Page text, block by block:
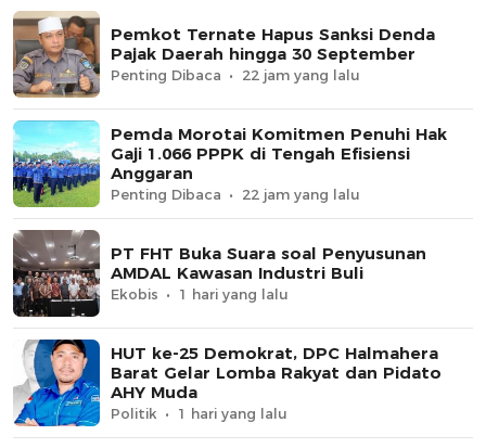
Pemkot Ternate Hapus Sanksi Denda
Pajak Daerah hingga 30 September
Penting Dibaca 22 jam yang lalu
Pemda Morotai Komitmen Penuhi Hak
Gaji 1.066 PPPK di Tengah Efisiensi
Anggaran
Penting Dibaca 22 jam yang lalu
PT FHT Buka Suara soal Penyusunan
AMDAL Kawasan Industri Buli
Ekobis 1 hari yang lalu
HUT ke-25 Demokrat, DPC Halmahera
Barat Gelar Lomba Rakyat dan Pidato
AHY Muda
Politik 1 hari yang lalu